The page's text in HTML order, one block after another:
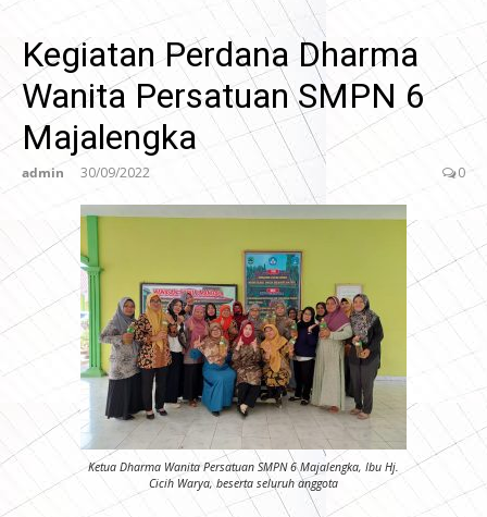
Kegiatan Perdana Dharma
Wanita Persatuan SMPN 6
Majalengka
admin 30/09/2022 0
Ketua Dharma Wanita Persatuan SMPN 6 Majalengka, Ibu Hj.
Cicih Warya, beserta seluruh anggota